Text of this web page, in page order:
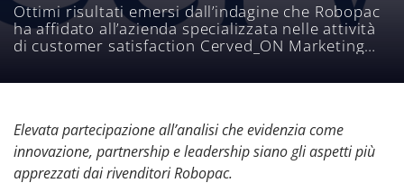
Ottimi risultati emersi dall’indagine che Robopac
ha affidato all’azienda specializzata nelle attività
di customer satisfaction Cerved_ON Marketing
Elevata partecipazione all’analisi che evidenzia come
innovazione, partnership e leadership siano gli aspetti più
apprezzati dai rivenditori Robopac.